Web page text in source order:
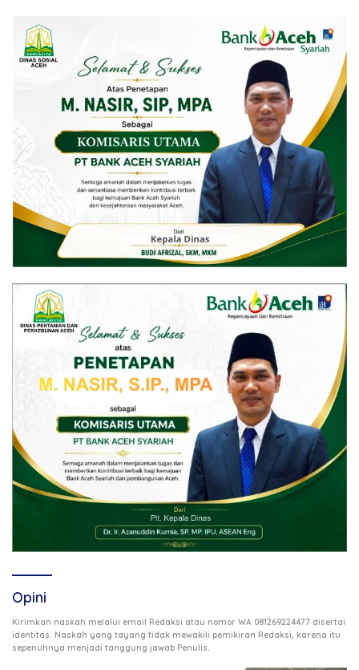
Opini
Kirimkan naskah melalui email Redaksi atau nomor WA 081269224477 disertai
identitas. Naskah yang tayang tidak mewakili pemikiran Redaksi, karena itu
sepenuhnya menjadi tanggung jawab Penulis